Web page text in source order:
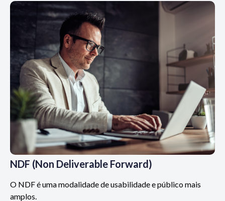
NDF (Non Deliverable Forward)
O NDF é uma modalidade de usabilidade e público mais
amplos.